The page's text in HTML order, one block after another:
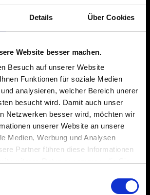
Details Über Cookies
Website besser machen.
Besuch auf unserer Website
Funktionen für soziale Medien
analysieren, welcher Bereich unerer
besucht wird. Damit auch unser
Netzwerken besser wird, möchten wir
unserer Website an unsere
Medien, Werbung und Analysen
Partner führen diese Informationen
gesammelt haben.
SUCHEN
Krah Gruppe
Produktfinder